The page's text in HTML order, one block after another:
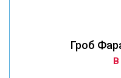
Гроб
В